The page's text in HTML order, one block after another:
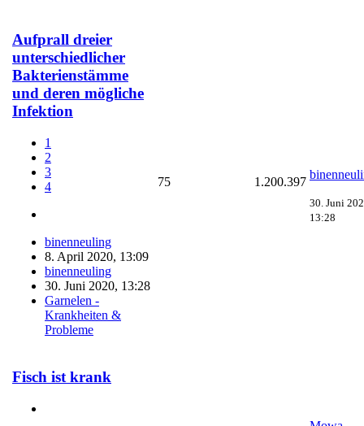
Aufprall dreier
unterschiedlicher
Bakterienstämme
und deren mögliche
Infektion
1
2
3
4
binenneuling
8. April 2020, 13:09
binenneuling
30. Juni 2020, 13:28
Garnelen -
Krankheiten &
Probleme
75 1.200.397
30. Juni
13:28
Fisch ist krank